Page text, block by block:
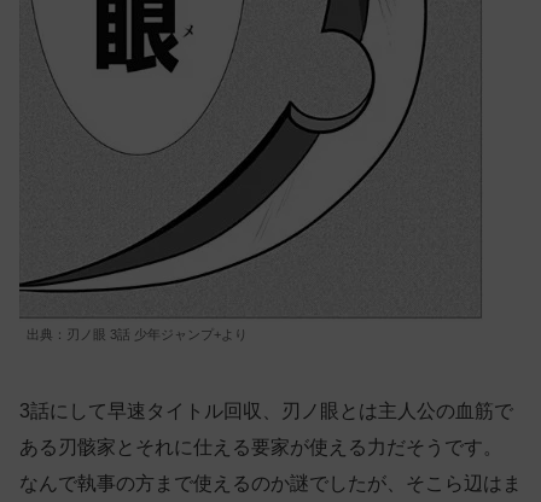
出典：刃ノ眼 3話 少年ジャンプ+より
3話にして早速タイトル回収、刃ノ眼とは主人公の血筋で
ある刃骸家とそれに仕える要家が使える力だそうです。
なんで執事の方まで使えるのか謎でしたが、そこら辺はま